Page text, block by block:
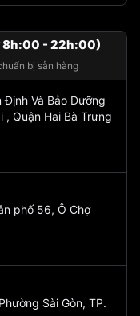
8h:00 - 22h:00)
bị sẵn hàng
Định Và Bảo Dưỡng
, Quận Hai Bà Trưng
phố 56, Ô Chợ
Sài Gòn, TP.